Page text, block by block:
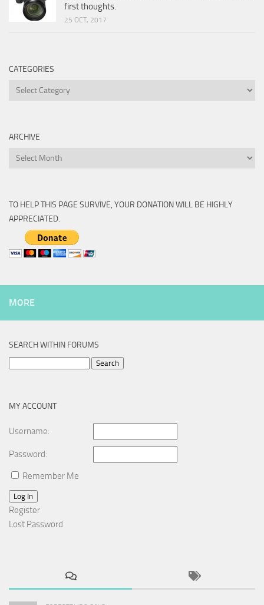
first thoughts.
25 OCT, 2017
CATEGORIES
Categories
ARCHIVE
Archive
TO HELP THIS PAGE SURVIVE, YOUR DONATION WILL BE HIGHLY
APPRECIATED.
MORE
SEARCH WITHIN FORUMS
MY ACCOUNT
Username:
Password:
Remember Me
Log In
Register
Lost Password